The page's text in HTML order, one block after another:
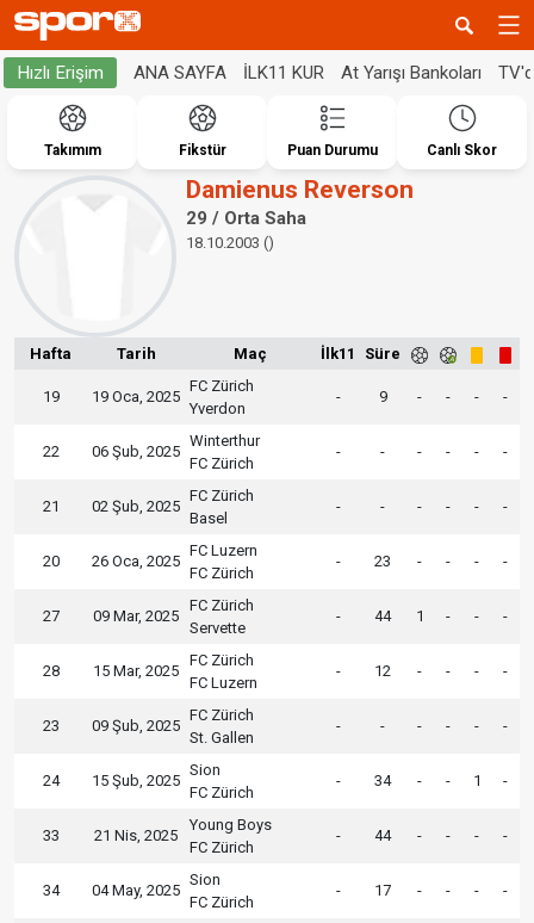
Hızlı Erişim ANA SAYFA İLK11 KUR At Yarışı Bankoları
Takımım Fikstür Puan Durumu Canlı Skor
Damienus Reverson
29 / Orta Saha
18.10.2003 ()
Hafta Tarih Maç İlk11 Süre
19 19 Oca, 2025
FC Zürich
Yverdon
- 9 - - - -
22 06 Şub, 2025
Winterthur
FC Zürich
- - - - - -
21 02 Şub, 2025
FC Zürich
Basel
- - - - - -
20 26 Oca, 2025
FC Luzern
FC Zürich
- 23 - - - -
27 09 Mar, 2025
FC Zürich
Servette
- 44 1 - - -
28 15 Mar, 2025
FC Zürich
FC Luzern
- 12 - - - -
23 09 Şub, 2025
FC Zürich
St. Gallen
- - - - - -
24 15 Şub, 2025
Sion
FC Zürich
- 34 - - 1 -
33 21 Nis, 2025
Young Boys
FC Zürich
- 44 - - - -
34 04 May, 2025
Sion
FC Zürich
- 17 - - - -